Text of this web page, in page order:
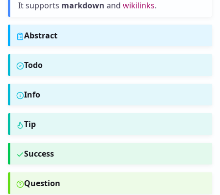
It supports markdown and wikilinks.
Abstract
Todo
Info
Tip
Success
Question